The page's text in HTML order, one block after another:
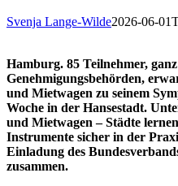
Svenja Lange-Wilde2026-06-
Hamburg. 85 Teilnehmer,
Genehmigungsbehörden,
und Mietwagen zu seinem
Woche in der Hansestadt.
und Mietwagen – Städte
Instrumente sicher in der
Einladung des
zusammen.